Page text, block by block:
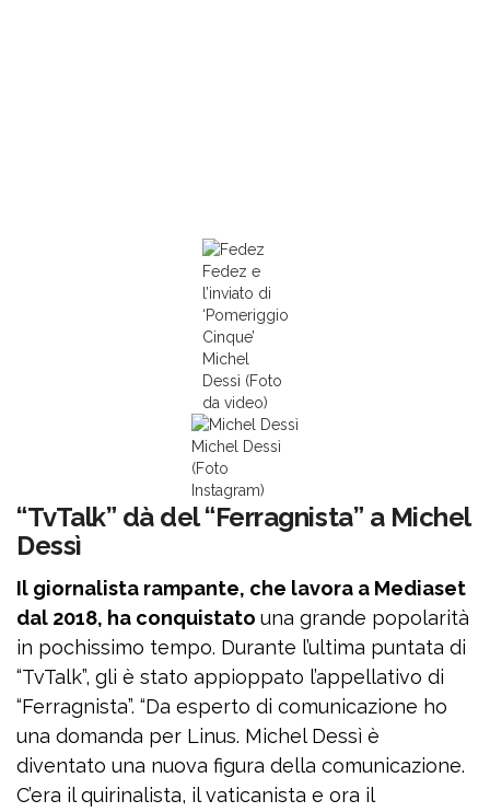
Fedez e
l’inviato di
‘Pomeriggio
Cinque’
Michel
Dessì (Foto
da video)
Michel Dessì
(Foto
Instagram)
“TvTalk” dà del “Ferragnista” a Michel
Dessì
Il giornalista rampante, che lavora a Mediaset
dal 2018, ha conquistato una grande popolarità
in pochissimo tempo. Durante l’ultima puntata di
“TvTalk”, gli è stato appioppato l’appellativo di
“Ferragnista”. “Da esperto di comunicazione ho
una domanda per Linus. Michel Dessì è
diventato una nuova figura della comunicazione.
C’era il quirinalista, il vaticanista e ora il